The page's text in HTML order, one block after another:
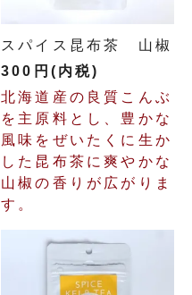
スパイス昆布茶 山椒
300円(内税)
北海道産の良質こんぶ
を主原料とし、豊かな
風味をぜいたくに生か
した昆布茶に爽やかな
山椒の香りが広がりま
す。